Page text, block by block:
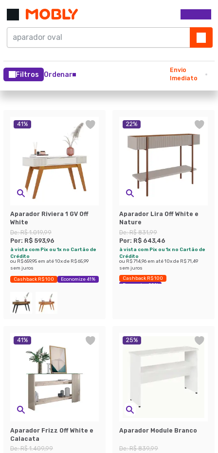
Filtros Ordenar
Envio
Imediato
41%
Aparador Riviera 1 GV Off
White
De:R$ 1.019,99
Por: R$ 593,96
à vista com Pix ou 1x no Cartão de
Crédito
ou R$ 659,95 em até10x de R$ 65,99
sem juros
Cashback R$ 100 Economize 41%
22%
Aparador Lira Off White e
Nature
De:R$ 831,99
Por: R$ 643,46
à vista com Pix ou 1x no Cartão de
Crédito
ou R$ 714,96 em até10x de R$ 71,49
sem juros
Cashback R$ 100
Economize 22%
41%
Aparador Frizz Off White e
Calacata
De:R$ 1.409,99
25%
Aparador Module Branco
De:R$ 839,99